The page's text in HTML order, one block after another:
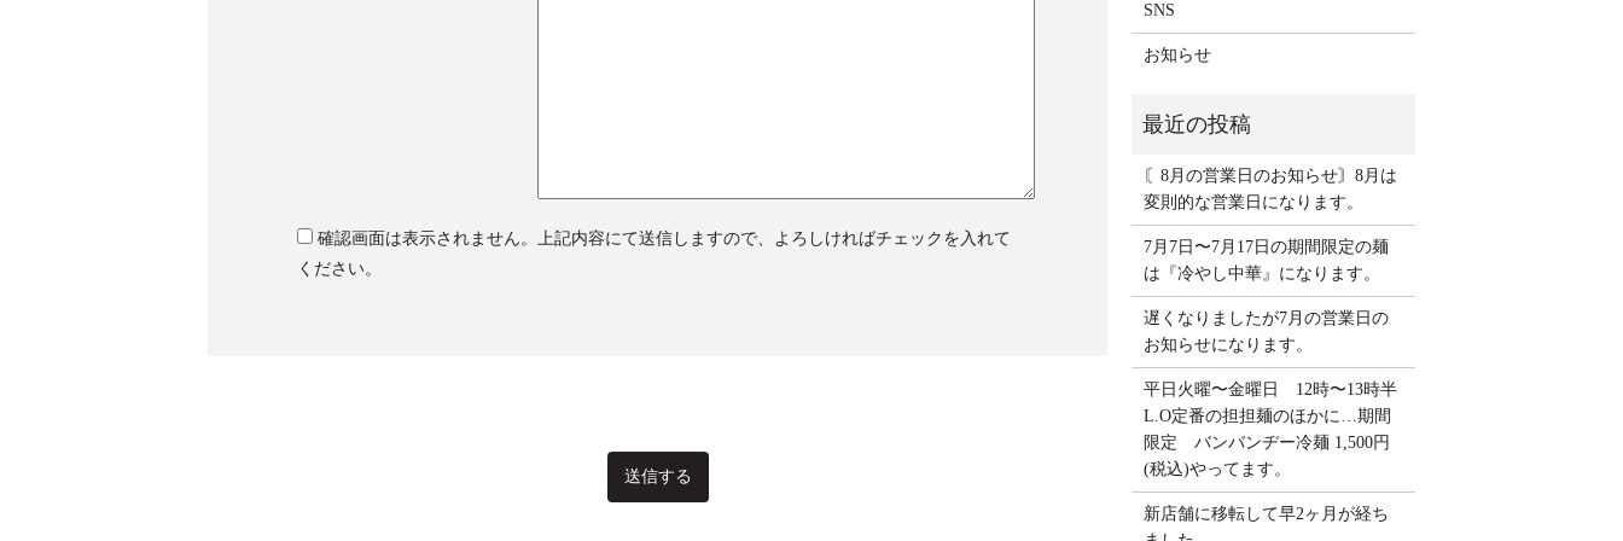
確認画面は表示されません。上記内容にて送信しますので、よろしければチェックを入れて
ください。
SNS
お知らせ
〘8月の営業日のお知らせ〙8月は
変則的な営業日になります。
7月7日〜7月17日の期間限定の麺
は『冷やし中華』になります。
遅くなりましたが7月の営業日の
お知らせになります。
平日火曜〜金曜日 12時〜13時半
L.O定番の担担麺のほかに…期間
限定 バンバンヂー冷麺 1,500円
(税込)やってます。
新店舗に移転して早2ヶ月が経ち